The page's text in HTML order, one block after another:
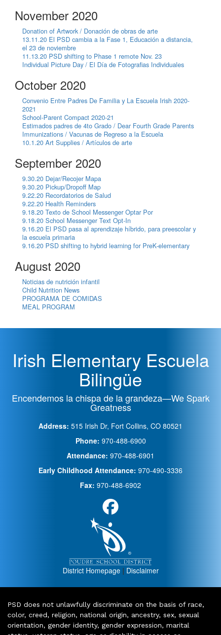
November 2020
Donation of Artwork / Donación de obras de arte
13.11.20 El PSD cambia a la Fase 1, Educación a distancia,
el 23 de noviembre
11.13.20 PSD shifting to Phase 1 remote Nov. 23
Individual Picture Day / El Día de Fotografias Individuales
October 2020
Convenio Entre Padres De Familia y La Escuela Irish 2020-
2021
School-Parent Compact 2020-21
Estimados padres de 4to Grado / Dear Fourth Grade Parents
Immunizations / Vacunas de Regreso a la Escuela
10.1.20 Art Supplies / Artículos de arte
September 2020
9.30.20 Dejar/Recojer Mapa
9.30.20 Pickup/Dropoff Map
9.22.20 Recordatorios de Salud
9.22.20 Health Reminders
9.18.20 Texto de School Messenger Optar Por
9.18.20 School Messenger Text Opt-In
9.16.20 El PSD pasa al aprendizaje híbrido, para preescolar y
la escuela primaria
9.16.20 PSD shifting to hybrid learning for PreK-elementary
August 2020
Noticias de nutrición infantil
Child Nutrition News
PROGRAMA DE COMIDAS
MEAL PROGRAM
Irish Elementary Escuela
Bilingüe
Encendemos la chispa de la grandeza—We Spark
Greatness
Address: 515 Irish Dr, Fort Collins, CO 80521
Phone: 970-488-6900
Attendance: 970-488-6901
Early Childhood Attendance: 970-490-3336
Fax: 970-488-6902
District Homepage| Disclaimer
PSD does not unlawfully discriminate on the basis of race,
color, creed, religion, national origin, ancestry, sex, sexual
orientation, gender identity, gender expression, marital